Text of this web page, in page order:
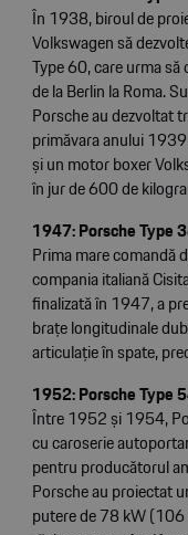
În 1938, biroul de
Volkswagen să
Type 60, care urma
de la Berlin la Roma.
Porsche au dezvoltat
primăvara anului
și un motor boxer
în jur de 600 de
1947: Porsche Type
Prima mare comandă
compania italiană
finalizată în 1947, a
brațe longitudinale
articulație în spate,
1952: Porsche Type
Între 1952 și 1954,
cu caroserie
pentru producătorul
Porsche au proiectat
putere de 78 kW (106